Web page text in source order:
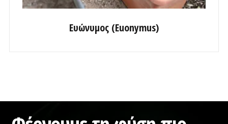
Ευώνυμος (Euonymus)